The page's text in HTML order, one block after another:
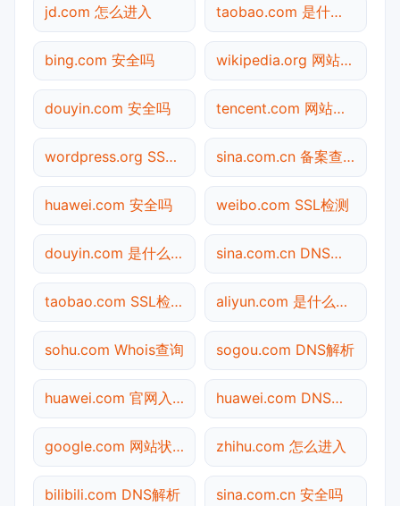
jd.com 怎么进入 taobao.com 是什么网站
bing.com 安全吗 wikipedia.org 网站状态
douyin.com 安全吗 tencent.com 网站状态
wordpress.org SSL检测 sina.com.cn 备案查询
huawei.com 安全吗 weibo.com SSL检测
douyin.com 是什么网站 sina.com.cn DNS解析
taobao.com SSL检测 aliyun.com 是什么网站
sohu.com Whois查询 sogou.com DNS解析
huawei.com 官网入口 huawei.com DNS解析
google.com 网站状态 zhihu.com 怎么进入
bilibili.com DNS解析 sina.com.cn 安全吗